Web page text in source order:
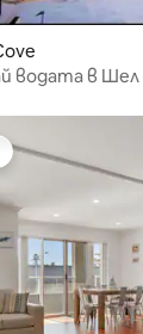
водата в Шел
на гостите